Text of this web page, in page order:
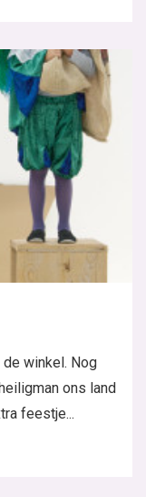
winkel. Nog
ons land
feestje...